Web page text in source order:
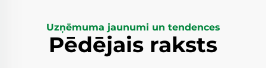
Uzņēmuma jaunumi un tendences
Pēdējais raksts